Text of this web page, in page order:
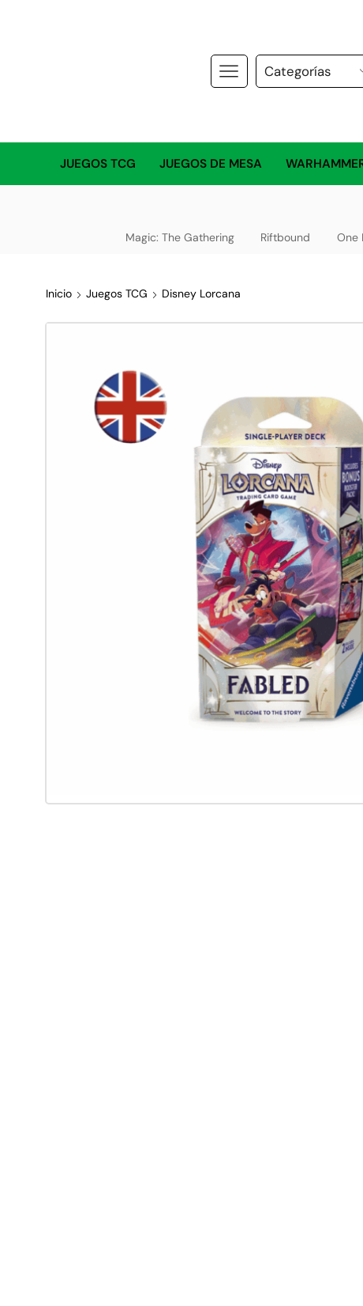
JUEGOS TCG JUEGOS DE MESA
Magic: The Gathering Riftbound One
Inicio Juegos TCG Disney Lorcana